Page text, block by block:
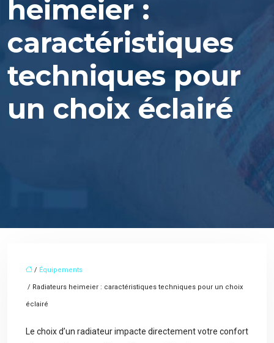
heimeier :
caractéristiques
techniques pour
un choix éclairé
/ Équipements
/ Radiateurs heimeier : caractéristiques techniques pour un choix
éclairé
Le choix d’un radiateur impacte directement votre confort